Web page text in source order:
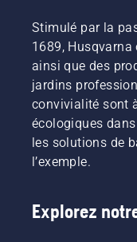
Stimulé par la
1689,
ainsi que des
jardins
convivialité sont
écologiques
les solutions de
l’exemple.
Explorez